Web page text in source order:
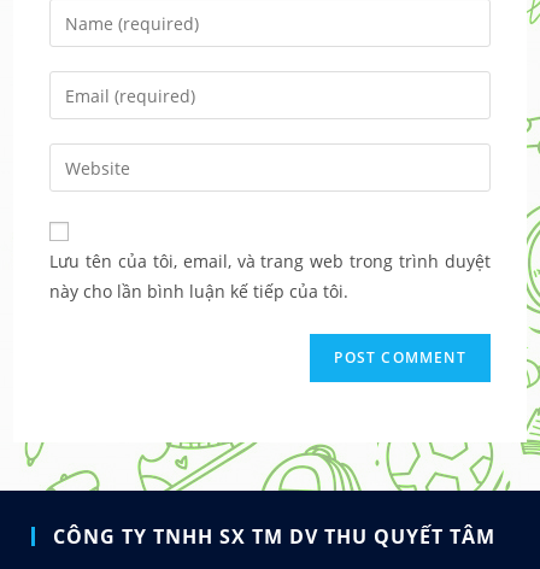
Enter
your
name
comment
Enter
your
email
address
comment
Enter
your
website
URL
(optional)
Lưu tên của tôi, email, và trang web trong trình duyệt
này cho lần bình luận kế tiếp của tôi.
CÔNG TY TNHH SX TM DV THU QUYẾT TÂM